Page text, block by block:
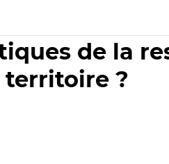
de la
?